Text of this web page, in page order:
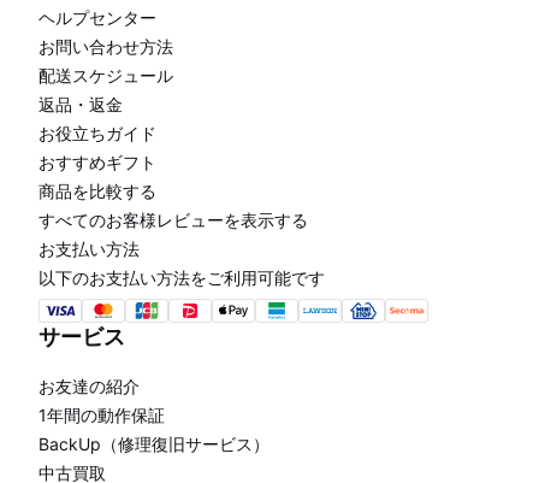
ヘルプセンター
お問い合わせ方法
配送スケジュール
返品・返金
お役立ちガイド
おすすめギフト
商品を比較する
すべてのお客様レビューを表示する
お支払い方法
以下のお支払い方法をご利用可能です
サービス
お友達の紹介
1年間の動作保証
BackUp（修理復旧サービス）
中古買取